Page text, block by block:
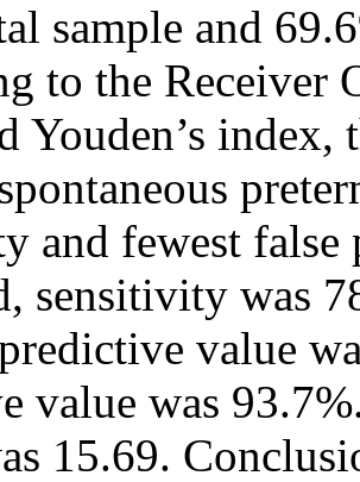
sample and
to the Receiver
Youden’s
and fewest
sensitivity was
value
value was
15.69.